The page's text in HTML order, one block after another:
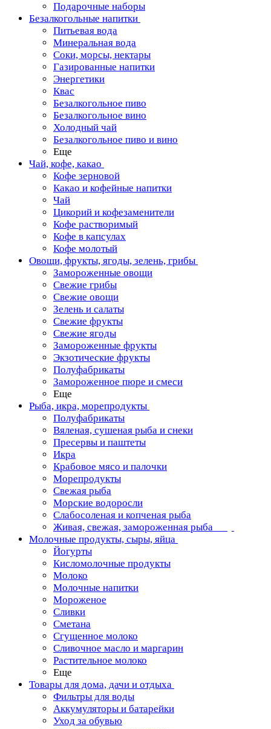
Подарочные наборы
Безалкогольные напитки
Питьевая вода
Минеральная вода
Соки, морсы, нектары
Газированные напитки
Энергетики
Квас
Безалкогольное пиво
Безалкогольное вино
Холодный чай
Безалкогольное пиво и вино
Еще
Чай, кофе, какао
Кофе зерновой
Какао и кофейные напитки
Чай
Цикорий и кофезаменители
Кофе растворимый
Кофе в капсулах
Кофе молотый
Овощи, фрукты, ягоды, зелень, грибы
Замороженные овощи
Свежие грибы
Свежие овощи
Зелень и салаты
Свежие фрукты
Свежие ягоды
Замороженные фрукты
Экзотические фрукты
Полуфабрикаты
Замороженное пюре и смеси
Еще
Рыба, икра, морепродукты
Полуфабрикаты
Вяленая, сушеная рыба и снеки
Пресервы и паштеты
Икра
Крабовое мясо и палочки
Морепродукты
Свежая рыба
Морские водоросли
Слабосоленая и копченая рыба
Живая, свежая, замороженная рыба
Молочные продукты, сыры, яйца
Йогурты
Кисломолочные продукты
Молоко
Молочные напитки
Мороженое
Сливки
Сметана
Сгущенное молоко
Сливочное масло и маргарин
Растительное молоко
Еще
Товары для дома, дачи и отдыха
Фильтры для воды
Аккумуляторы и батарейки
Уход за обувью